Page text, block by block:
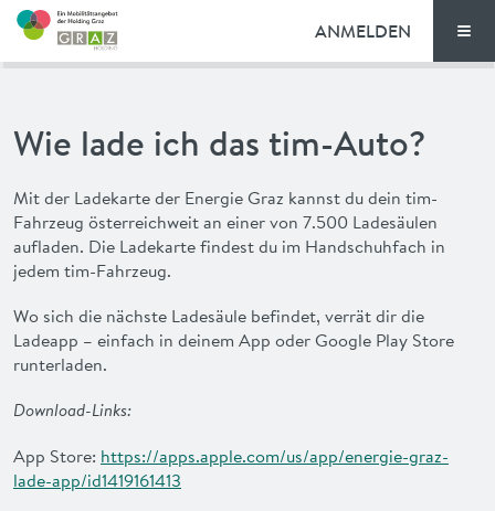
FAQ
NEWS
ENGLISH
ANMELDEN
Wie lade ich das tim-Auto?
Mit der Ladekarte der Energie Graz kannst du dein tim-
Fahrzeug österreichweit an einer von 7.500 Ladesäulen
aufladen. Die Ladekarte findest du im Handschuhfach in
jedem tim-Fahrzeug.
Wo sich die nächste Ladesäule befindet, verrät dir die
Ladeapp – einfach in deinem App oder Google Play Store
runterladen.
Download-Links:
App Store: https://apps.apple.com/us/app/energie-graz-
lade-app/id1419161413